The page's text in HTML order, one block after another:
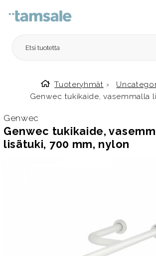
Etusivulle
Tuoteryhmät ›
Genwec tukikaide, vasemmalla
Genwec
Genwec tukikaide,
lisätuki, 700 mm, nylon